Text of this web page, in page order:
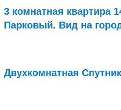
3 комнатная квартира
Парковый. Вид на
Двухкомнатная